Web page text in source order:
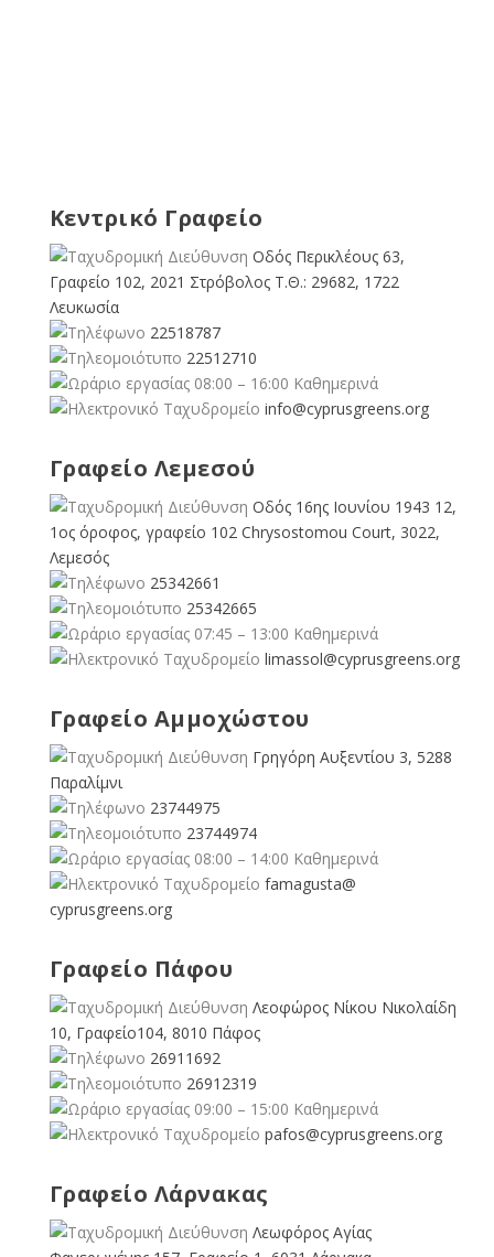
Κεντρικό Γραφείο
Οδός Περικλέους 63,
Γραφείο 102, 2021 Στρόβολος Τ.Θ.: 29682, 1722
Λευκωσία
22518787
22512710
08:00 – 16:00 Καθημερινά
info@cyprusgreens.org
Γραφείο Λεμεσού
Οδός 16ης Ιουνίου 1943 12,
1ος όροφος, γραφείο 102 Chrysostomou Court, 3022,
Λεμεσός
25342661
25342665
07:45 – 13:00 Καθημερινά
limassol@cyprusgreens.org
Γραφείο Αμμοχώστου
Γρηγόρη Αυξεντίου 3, 5288
Παραλίμνι
23744975
23744974
08:00 – 14:00 Καθημερινά
famagusta@
cyprusgreens.org
Γραφείο Πάφου
Λεοφώρος Νίκου Νικολαίδη
10, Γραφείο104, 8010 Πάφος
26911692
26912319
09:00 – 15:00 Καθημερινά
pafos@cyprusgreens.org
Γραφείο Λάρνακας
Λεωφόρος Αγίας